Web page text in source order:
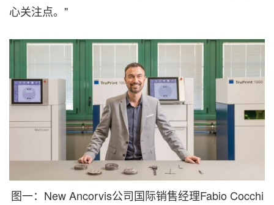
心关注点。"
图一：New Ancorvis公司国际销售经理Fabio Cocchi